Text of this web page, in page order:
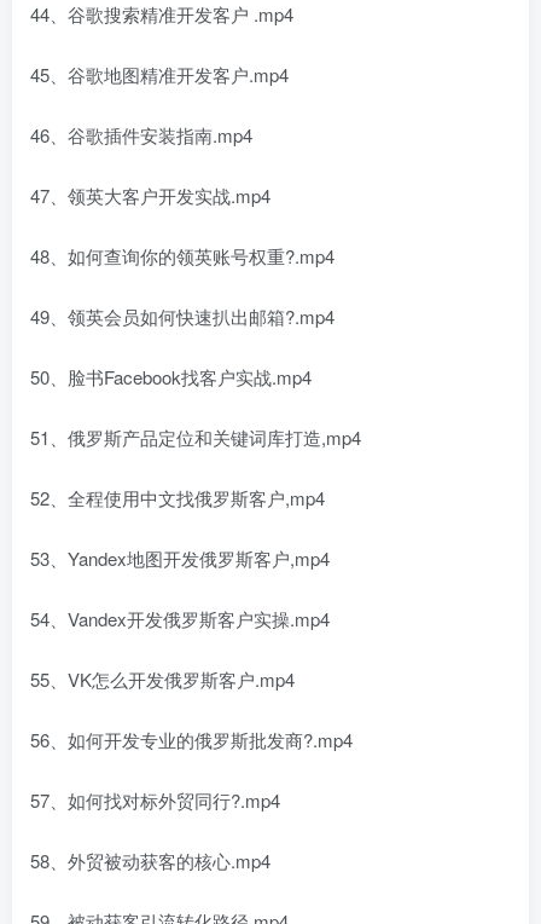
44、谷歌搜索精准开发客户 .mp4
45、谷歌地图精准开发客户.mp4
46、谷歌插件安装指南.mp4
47、领英大客户开发实战.mp4
48、如何查询你的领英账号权重?.mp4
49、领英会员如何快速扒出邮箱?.mp4
50、脸书Facebook找客户实战.mp4
51、俄罗斯产品定位和关键词库打造,mp4
52、全程使用中文找俄罗斯客户,mp4
53、Yandex地图开发俄罗斯客户,mp4
54、Vandex开发俄罗斯客户实操.mp4
55、VK怎么开发俄罗斯客户.mp4
56、如何开发专业的俄罗斯批发商?.mp4
57、如何找对标外贸同行?.mp4
58、外贸被动获客的核心.mp4